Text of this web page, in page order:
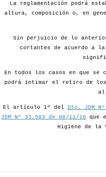
La reglamentación podrá
altura, composición o, en
Sin perjuicio de lo
cortantes de acuerdo a
En todos los casos en que se
podrá intimar el retiro de los
al
El artículo 1º del Dto. JDM
JDM Nº 33.583 de 08/11/10 que
Higiene de la